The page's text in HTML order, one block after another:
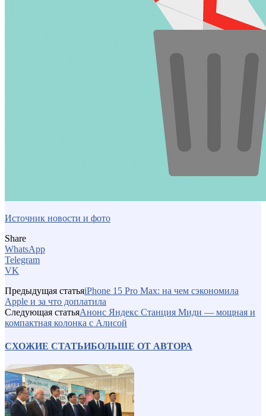
Источник новости и фото
Share
WhatsApp
Telegram
VK
Предыдущая статьяiPhone 15 Pro Max: на чем сэкономила
Apple и за что доплатила
Следующая статьяАнонс Яндекс Станция Миди — мощная и
компактная колонка с Алисой
СХОЖИЕ СТАТЬИБОЛЬШЕ ОТ АВТОРА